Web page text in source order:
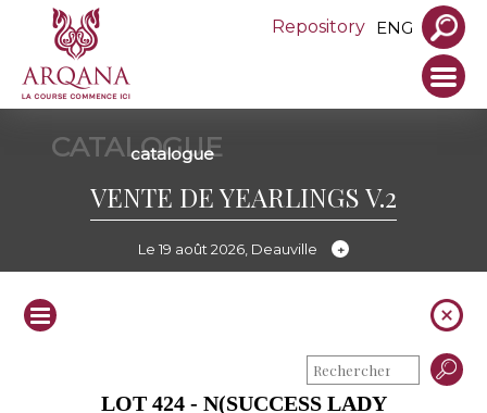
Repository ENG
CATALOGUE
catalogue
VENTE DE YEARLINGS V.2
Le 19 août 2026, Deauville
LOT 424 - N(SUCCESS LADY